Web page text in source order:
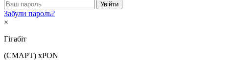
Увійти
Забули пароль?
×
Гігабіт
(СМАРТ) xPON